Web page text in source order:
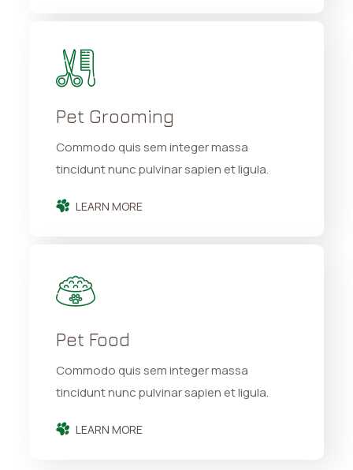
Pet Grooming
Commodo quis sem integer massa
tincidunt nunc pulvinar sapien et ligula.
LEARN MORE
Pet Food
Commodo quis sem integer massa
tincidunt nunc pulvinar sapien et ligula.
LEARN MORE